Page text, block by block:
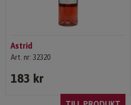
Astrid
Art. nr: 32320
183 kr